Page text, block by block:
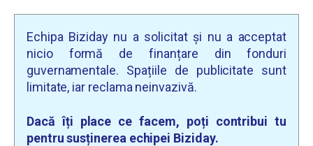
Echipa Biziday nu a solicitat și nu a acceptat
nicio formă de finanțare din fonduri
guvernamentale. Spațiile de publicitate sunt
limitate, iar reclama neinvazivă.
Dacă îți place ce facem, poți contribui tu
pentru susținerea echipei Biziday.